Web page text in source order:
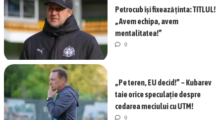
Petrocub își fixează ținta: TITLUL!
„Avem echipa, avem
mentalitatea!”
0
„Pe teren, EU decid!” – Kubarev
taie orice speculație despre
cedarea meciului cu UTM!
0